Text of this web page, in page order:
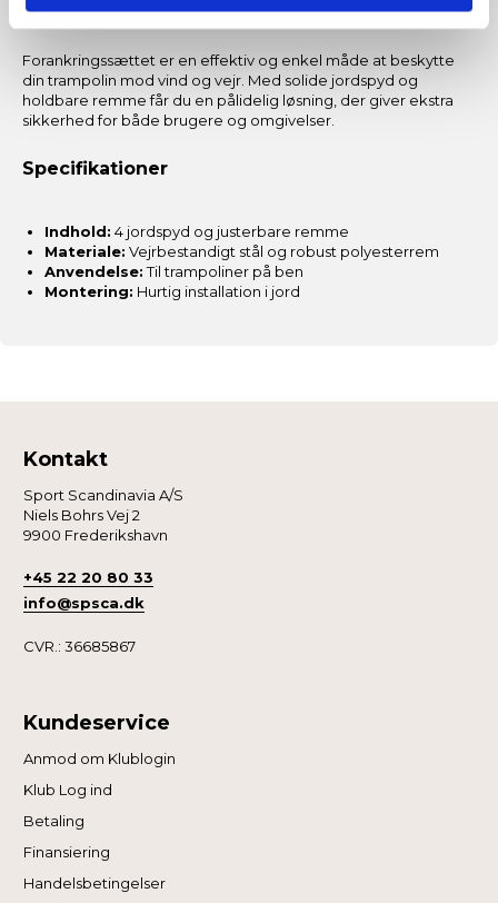
Trampoliner?
Forankringssættet er en effektiv og enkel måde at beskytte
din trampolin mod vind og vejr. Med solide jordspyd og
holdbare remme får du en pålidelig løsning, der giver ekstra
sikkerhed for både brugere og omgivelser.
Specifikationer
Indhold: 4 jordspyd og justerbare remme
Materiale: Vejrbestandigt stål og robust polyesterrem
Anvendelse:Til trampoliner på ben
Montering: Hurtig installation i jord
Kontakt
Sport Scandinavia A/S
Niels Bohrs Vej 2
9900 Frederikshavn
+45 22 20 80 33
info@spsca.dk
CVR.: 36685867
Kundeservice
Anmod om Klublogin
Klub Log ind
Betaling
Finansiering
Handelsbetingelser